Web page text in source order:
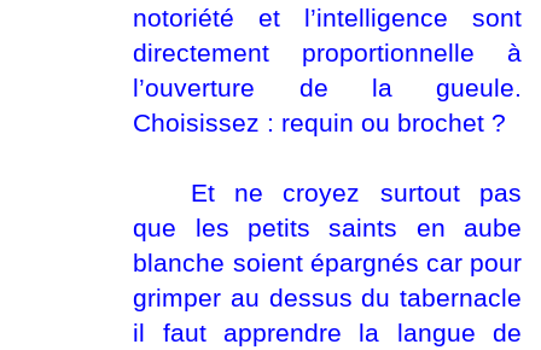
notoriété et l’intelligence sont
directement proportionnelle à
l’ouverture de la gueule.
Choisissez : requin ou brochet ?
Et ne croyez surtout pas
que les petits saints en aube
blanche soient épargnés car pour
grimper au dessus du tabernacle
il faut apprendre la langue de